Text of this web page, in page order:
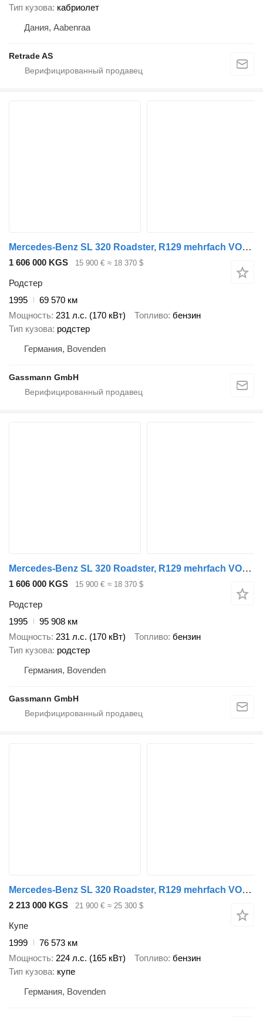
Тип кузова кабриолет
Дания, Aabenraa
Retrade AS
Mercedes-Benz SL 320 Roadster, R129 mehrfach VORHANDEN!
1 606 000 KGS 15 900 € ≈ 18 370 $
Родстер
1995
69 570 км
Мощность 231 л.с. (170 кВт) Топливо бензин
Тип кузова родстер
Германия, Bovenden
Gassmann GmbH
Mercedes-Benz SL 320 Roadster, R129 mehrfach VORHANDEN!
1 606 000 KGS 15 900 € ≈ 18 370 $
Родстер
1995
95 908 км
Мощность 231 л.с. (170 кВт) Топливо бензин
Тип кузова родстер
Германия, Bovenden
Gassmann GmbH
Mercedes-Benz SL 320 Roadster, R129 mehrfach VORHANDEN!
2 213 000 KGS 21 900 € ≈ 25 300 $
Купе
1999
76 573 км
Мощность 224 л.с. (165 кВт) Топливо бензин
Тип кузова купе
Германия, Bovenden